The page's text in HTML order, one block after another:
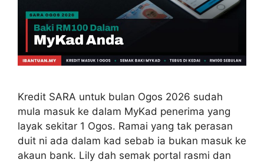
Kredit SARA untuk bulan Ogos 2026 sudah
mula masuk ke dalam MyKad penerima yang
layak sekitar 1 Ogos. Ramai yang tak perasan
duit ni ada dalam kad sebab ia bukan masuk ke
akaun bank. Lily dah semak portal rasmi dan